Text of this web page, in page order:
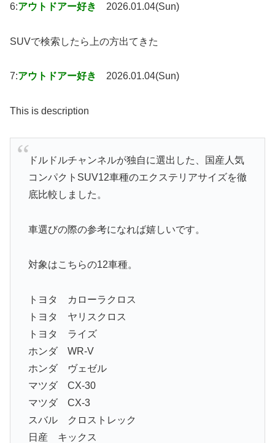
6:アウトドアー好き 2026.01.04(Sun)
SUVで検索したら上の方出てきた
7:アウトドアー好き 2026.01.04(Sun)
This is description
ドルドルチャンネルが独自に選出した、国産人気
コンパクトSUV12車種のエクステリアサイズを徹
底比較しました。
車選びの際の参考になれば嬉しいです。
対象はこちらの12車種。
トヨタ カローラクロス
トヨタ ヤリスクロス
トヨタ ライズ
ホンダ WR-V
ホンダ ヴェゼル
マツダ CX-30
マツダ CX-3
スバル クロストレック
日産 キックス